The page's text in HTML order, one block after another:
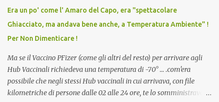
vaccino usato per minacciare i mezzi di sussistenza, il lavoro o la
scuola. Non avevamo mai visto un vaccino che permettesse a un
dodicenne di ignorare il consenso dei genitori. Dopo tutti i vaccini
che abbiamo elencato sopra...
Era un po' come l' Amaro del Capo, era "spettacolare
Ghiacciato, ma andava bene anche, a Temperatura Ambiente" !
Per Non Dimenticare !
Ma se il Vaccino PFizer (come gli altri del resto) per arrivare agli
Hub Vaccinali richiedeva una temperatura di -70° ... .com'era
possibile che negli stessi Hub vaccinali in cui arrivava, con file
kilometriche di persone dalle 02 alle 24 ore, te lo somministravano